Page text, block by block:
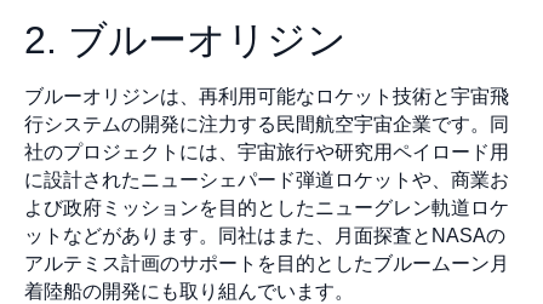
2. ブルーオリジン
ブルーオリジンは、再利用可能なロケット技術と宇宙飛
行システムの開発に注力する民間航空宇宙企業です。同
社のプロジェクトには、宇宙旅行や研究用ペイロード用
に設計されたニューシェパード弾道ロケットや、商業お
よび政府ミッションを目的としたニューグレン軌道ロケ
ットなどがあります。同社はまた、月面探査とNASAの
アルテミス計画のサポートを目的としたブルームーン月
着陸船の開発にも取り組んでいます。